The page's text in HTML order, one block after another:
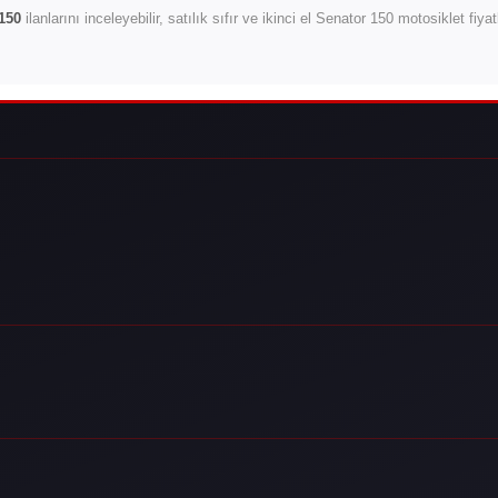
ilanlarını inceleyebilir, satılık sıfır ve ikinci el Senator 150 motosiklet